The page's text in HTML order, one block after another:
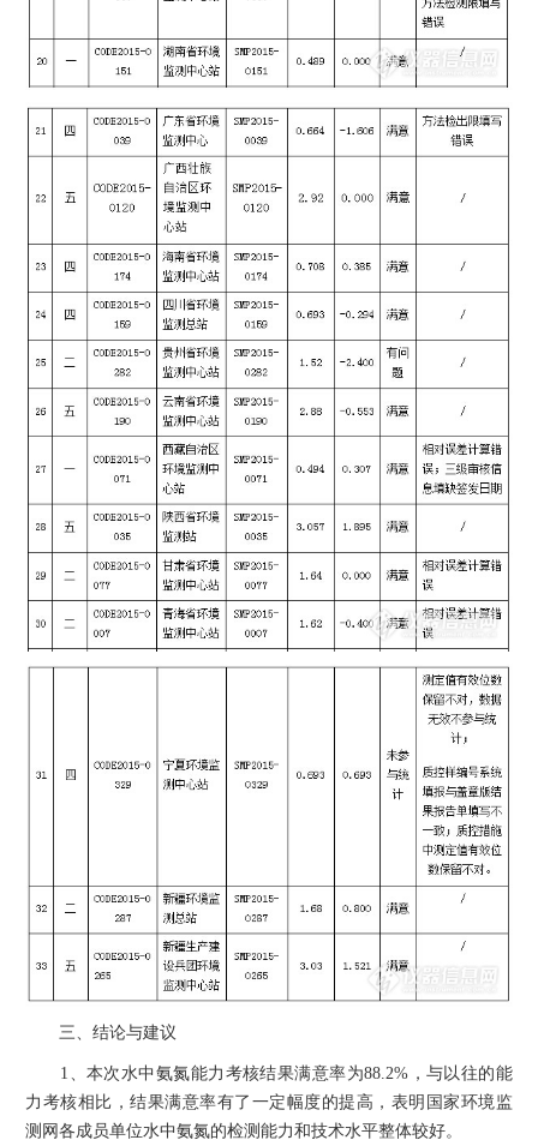
三、结论与建议
1、本次水中氨氮能力考核结果满意率为88.2%，与以往的能
力考核相比，结果满意率有了一定幅度的提高，表明国家环境监
测网各成员单位水中氨氮的检测能力和技术水平整体较好。